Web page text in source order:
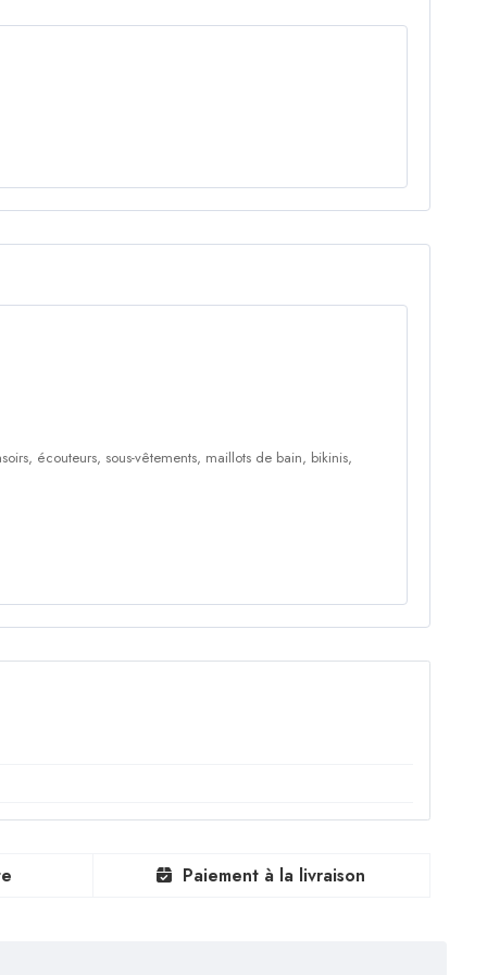
écouteurs, sous-vêtements, maillots de bain, bikinis,
Paiement à la livraison